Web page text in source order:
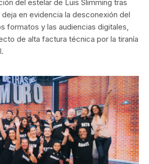
del estelar de Luis Slimming tras
en evidencia la desconexión del
formatos y las audiencias digitales,
de alta factura técnica por la tiranía